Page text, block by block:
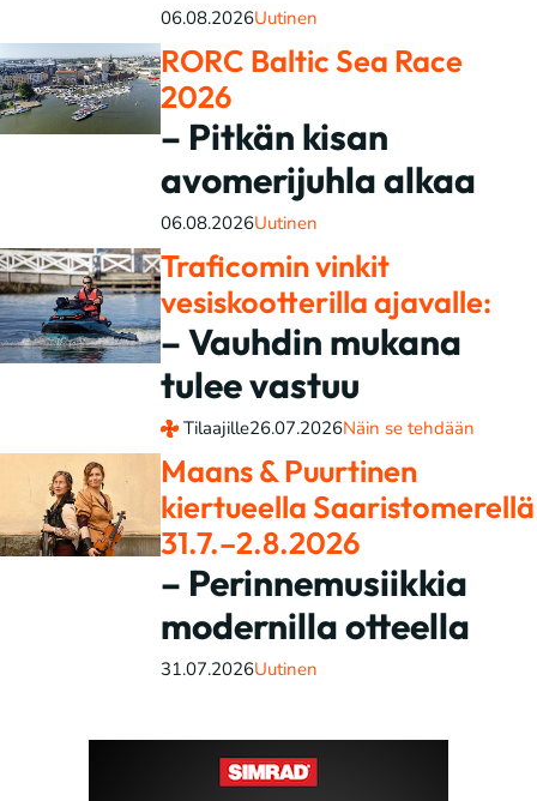
06.08.2026Uutinen
RORC Baltic Sea Race
2026
– Pitkän kisan
avomerijuhla alkaa
06.08.2026Uutinen
Traficomin vinkit
vesiskootterilla ajavalle:
– Vauhdin mukana
tulee vastuu
Tilaajille26.07.2026Näin se tehdään
Maans & Puurtinen
kiertueella Saaristomerellä
31.7.–2.8.2026
– Perinnemusiikkia
modernilla otteella
31.07.2026Uutinen